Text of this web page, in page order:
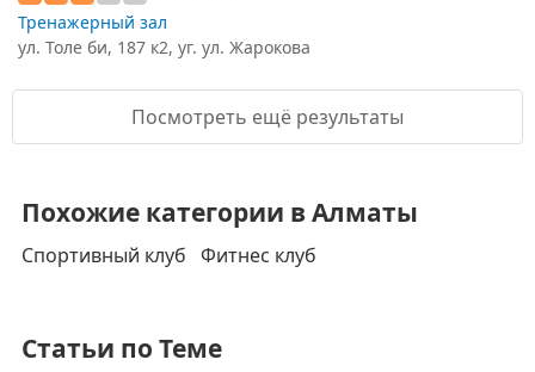
Тренажерный зал
ул. Толе би, 187 к2, уг. ул. Жарокова
Посмотреть ещё результаты
Похожие категории в Алматы
Спортивный клуб Фитнес клуб
Статьи по Теме